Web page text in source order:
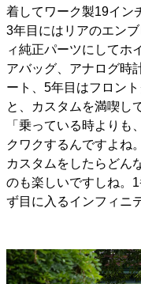
着してワーク製19イン
3年目にはリアのエン
ィ純正パーツにしてホ
アバッグ、アナログ時
ート、5年目はフロン
と、カスタムを満喫し
「乗っている時よりも
クワクするんですよね
カスタムをしたらどん
のも楽しいですしね。
ず目に入るインフィニ